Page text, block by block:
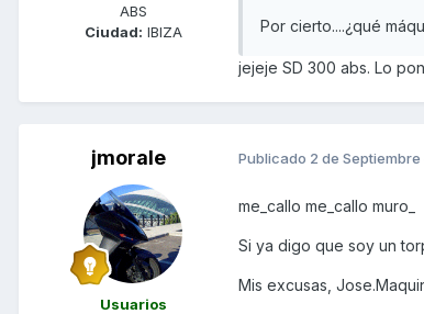
ABS
Ciudad: IBIZA Por cierto....¿qué
jejeje SD 300 abs. Lo
jmorale
Usuarios
Publicado 2 de Septiembre
me_callo me_callo muro_
Si ya digo que soy un
Mis excusas,